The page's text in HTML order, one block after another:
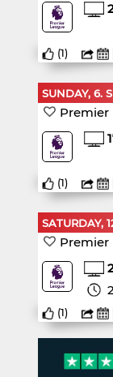
(1)
SUNDAY, 6.
Premier
(1)
SATURDAY,
Premier
(1)